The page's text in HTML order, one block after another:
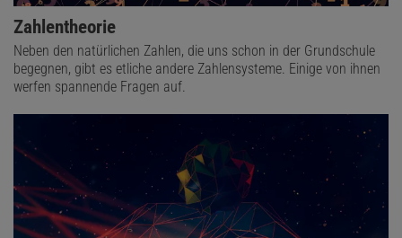
Zahlentheorie
Neben den natürlichen Zahlen, die uns schon in der Grundschule
begegnen, gibt es etliche andere Zahlensysteme. Einige von ihnen
werfen spannende Fragen auf.